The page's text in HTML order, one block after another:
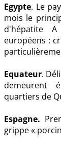
Egypte. Le
mois le
d'hépatite
européens :
Equateur.
demeurent
quartiers de
Espagne.
grippe «